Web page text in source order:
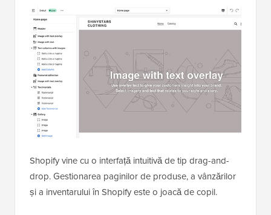
Shopify vine cu o interfață intuitivă de tip drag-and-
drop. Gestionarea paginilor de produse, a vânzărilor
și a inventarului în Shopify este o joacă de copil.